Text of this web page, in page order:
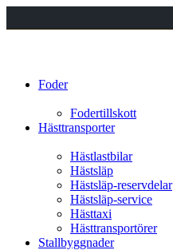
Foder
Fodertillskott
Hästtransporter
Hästlastbilar
Hästsläp
Hästsläp-reservdelar
Hästsläp-service
Hästtaxi
Hästtransportörer
Stallbyggnader